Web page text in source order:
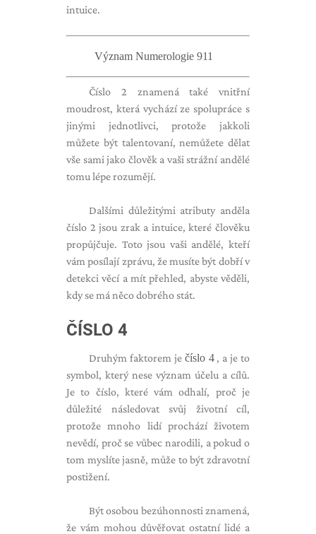
intuice.
Význam Numerologie 911
Číslo 2 znamená také vnitřní
moudrost, která vychází ze spolupráce s
jinými jednotlivci, protože jakkoli
můžete být talentovaní, nemůžete dělat
vše sami jako člověk a vaši strážní andělé
tomu lépe rozumějí.
Dalšími důležitými atributy anděla
číslo 2 jsou zrak a intuice, které člověku
propůjčuje. Toto jsou vaši andělé, kteří
vám posílají zprávu, že musíte být dobří v
detekci věcí a mít přehled, abyste věděli,
kdy se má něco dobrého stát.
ČÍSLO 4
Druhým faktorem je číslo 4, a je to
symbol, který nese význam účelu a cílů.
Je to číslo, které vám odhalí, proč je
důležité následovat svůj životní cíl,
protože mnoho lidí prochází životem
nevědí, proč se vůbec narodili, a pokud o
tom myslíte jasně, může to být zdravotní
postižení.
Být osobou bezúhonnosti znamená,
že vám mohou důvěřovat ostatní lidé a